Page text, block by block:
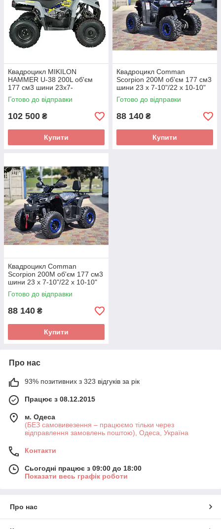
Квадроцикл MIKILON
HAMMER U-38 200L об'єм
177 см3 шини 23х7-
10"/23х10-10" 12,64 к.с.
Готово до відправки
102 500 ₴
Купити
Квадроцикл Comman
Scorpion 200M об'єм 177 см3
шини 23 x 7-10"/22 x 10-10"
13 к.с.
Готово до відправки
88 140 ₴
Купити
Квадроцикл Comman
Scorpion 200M об'єм 177 см3
шини 23 x 7-10"/22 x 10-10"
13 к.с.
Готово до відправки
88 140 ₴
Купити
Про нас
93% позитивних з 323 відгуків за рік
Працює з 08.12.2015
м. Одеса
(БЕЗ самовивезення – працюємо тільки через
відправлення замовлень поштою), Одеса, Україна
Контакти
Сьогодні працює з 09:00 до 18:00
Показати весь графік роботи
Про нас